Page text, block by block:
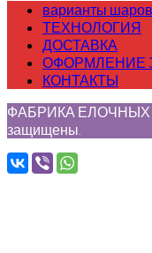
варианты шаров
ТЕХНОЛОГИЯ
ДОСТАВКА
ОФОРМЛЕНИЕ
КОНТАКТЫ
ФАБРИКА ЕЛОЧНЫХ
защищены.